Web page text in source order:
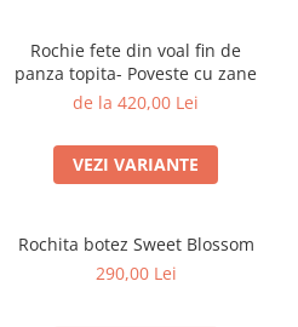
Rochie fete din voal fin de
panza topita- Poveste cu zane
de la 420,00 Lei
VEZI VARIANTE
Rochita botez Sweet Blossom
290,00 Lei